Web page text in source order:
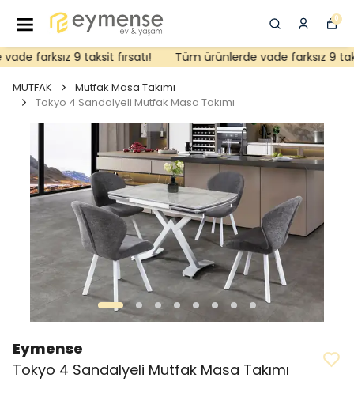
0
farksız 9 taksit fırsatı! Tüm ürünlerde vade farksız 9
MUTFAK
Mutfak Masa Takımı
Tokyo 4 Sandalyeli Mutfak Masa Takımı
Eymense
Tokyo 4 Sandalyeli Mutfak Masa Takımı